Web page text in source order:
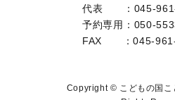
代表
：045-
予約専用：050-
FAX
：045-
Copyright © こどもの国こ